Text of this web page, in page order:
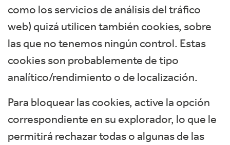
como los servicios de análisis del tráfico
web) quizá utilicen también cookies, sobre
las que no tenemos ningún control. Estas
cookies son probablemente de tipo
analítico/rendimiento o de localización.
Para bloquear las cookies, active la opción
correspondiente en su explorador, lo que le
permitirá rechazar todas o algunas de las